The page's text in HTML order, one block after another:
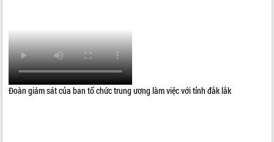
Đoàn giám sát của ban tổ chức trung ương làm việc với tỉnh đắk lắk